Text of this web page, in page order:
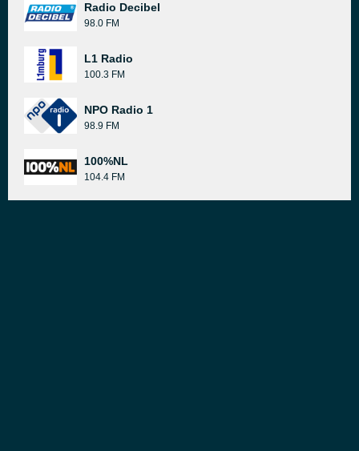
Radio Decibel
98.0 FM
L1 Radio
100.3 FM
NPO Radio 1
98.9 FM
100%NL
104.4 FM